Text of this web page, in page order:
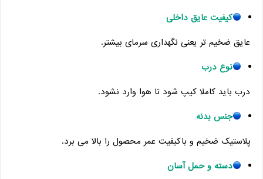
کیفیت عایق داخلی
عایق ضخیم‌ تر یعنی نگهداری سرمای بیشتر.
نوع درب
درب باید کاملا کیپ شود تا هوا وارد نشود.
جنس بدنه
پلاستیک ضخیم و باکیفیت عمر محصول را بالا می ‌برد.
دسته و حمل آسان